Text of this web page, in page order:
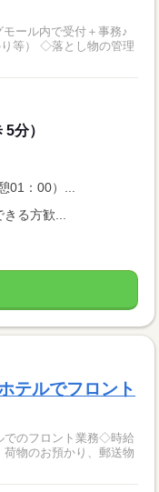
ール内で受付＋事務♪
分）
01：00）...
る方歓...
テルでフロント
でのフロント業務◇時給